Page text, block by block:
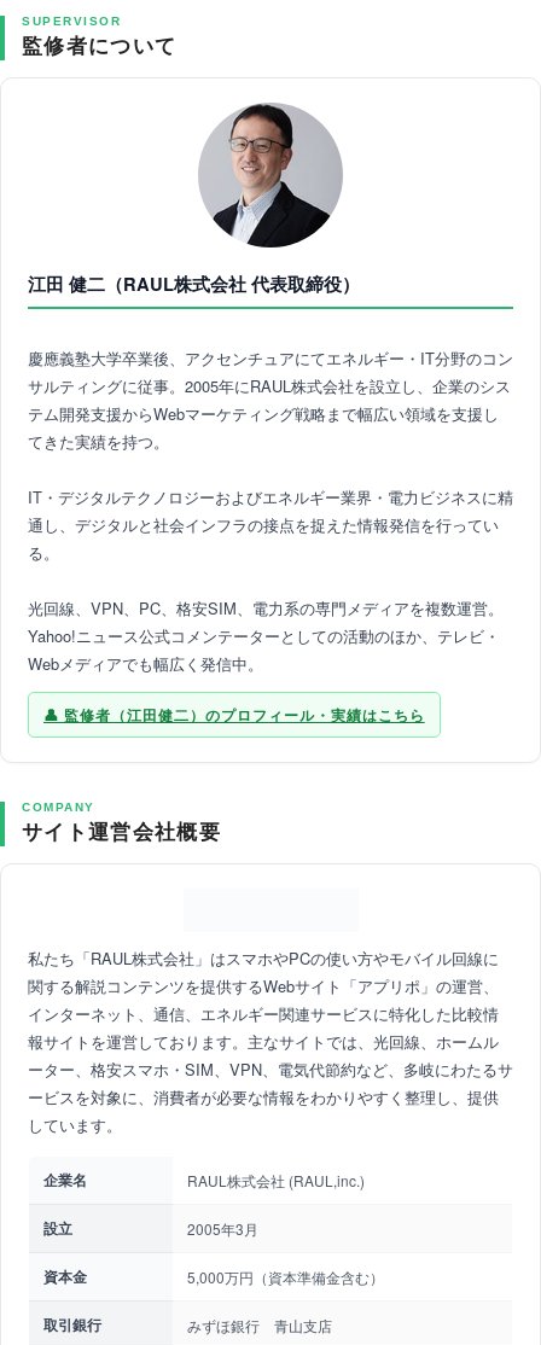
SUPERVISOR
監修者について
江田 健二（RAUL株式会社 代表取締役）
慶應義塾大学卒業後、アクセンチュアにてエネルギー・IT分野のコン
サルティングに従事。2005年にRAUL株式会社を設立し、企業のシス
テム開発支援からWebマーケティング戦略まで幅広い領域を支援し
てきた実績を持つ。
IT・デジタルテクノロジーおよびエネルギー業界・電力ビジネスに精
通し、デジタルと社会インフラの接点を捉えた情報発信を行ってい
る。
光回線、VPN、PC、格安SIM、電力系の専門メディアを複数運営。
Yahoo!ニュース公式コメンテーターとしての活動のほか、テレビ・
Webメディアでも幅広く発信中。
監修者（江田健二）のプロフィール・実績はこちら
COMPANY
サイト運営会社概要
私たち「RAUL株式会社」はスマホやPCの使い方やモバイル回線に
関する解説コンテンツを提供するWebサイト「アプリポ」の運営、
インターネット、通信、エネルギー関連サービスに特化した比較情
報サイトを運営しております。主なサイトでは、光回線、ホームル
ーター、格安スマホ・SIM、VPN、電気代節約など、多岐にわたるサ
ービスを対象に、消費者が必要な情報をわかりやすく整理し、提供
しています。
企業名 RAUL株式会社 (RAUL,inc.)
設立 2005年3月
資本金 5,000万円（資本準備金含む）
取引銀行 みずほ銀行 青山支店